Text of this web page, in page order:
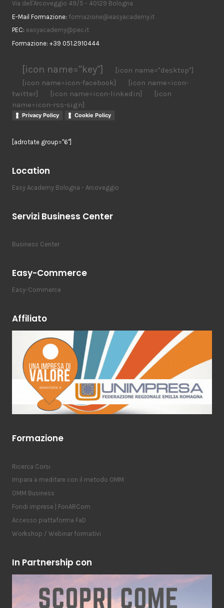
Via dell'Arcoveggio 49/5 - 40129 Bologna
E-Mail Formazione: formazione@easyacademy.it
PEC: easyacademy@pec.it
Formazione: +39 051.2910444
[icon name="key"]
[icon name="desktop"]
[icon name=icon-facebook]
[icon name=icon-
twitter]
[icon name=icon-linkedin]
[icon
name=icon-rss-sign]
Privacy Policy Cookie Policy
[adrotate group="6"]
Location
Easy Academy Bologna - Arcoveggio
Servizi Business Center
Business Center
Easy-Commerce
Easy-Commerce
Affiliato
Formazione
Ricerca Corsi
Impara a meditare con il metodo OMM
OMM Business
Fondi imprese | FonARCom
Accesso piattaforma FaD
Workshop / Webinar formativi
In Partnership con